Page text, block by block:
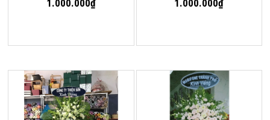
1.000.000₫ 1.000.000₫